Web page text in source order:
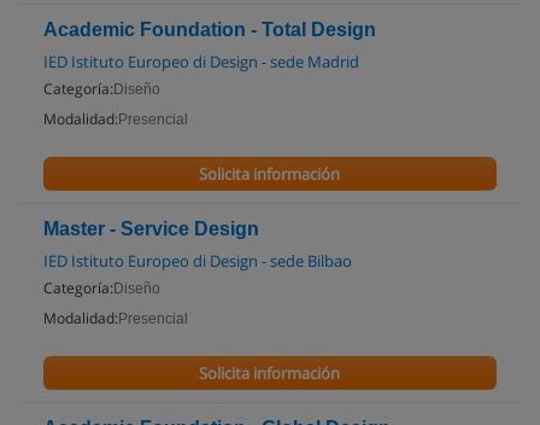
Academic Foundation - Total Design
IED Istituto Europeo di Design - sede Madrid
Categoría: Diseño
Modalidad: Presencial
Solicita información
Master - Service Design
IED Istituto Europeo di Design - sede Bilbao
Categoría: Diseño
Modalidad: Presencial
Solicita información